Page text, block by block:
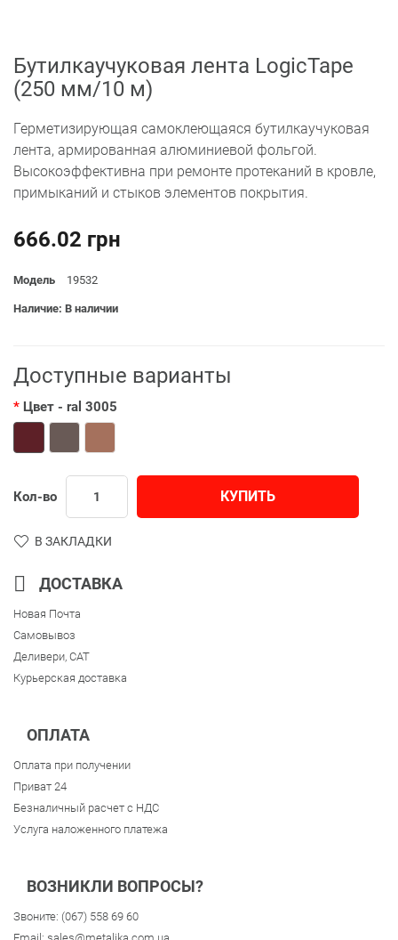
Бутилкаучуковая лента LogicTape
(250 мм/10 м)
Герметизирующая самоклеющаяся бутилкаучуковая
лента, армированная алюминиевой фольгой.
Высокоэффективна при ремонте протеканий в кровле,
примыканий и стыков элементов покрытия.
666.02 грн
Модель 19532
Наличие: В наличии
Доступные варианты
Цвет - ral 3005
Кол-во КУПИТЬ
В ЗАКЛАДКИ
ДОСТАВКА
Новая Почта
Самовывоз
Деливери, CAT
Курьерская доставка
ОПЛАТА
Оплата при получении
Приват 24
Безналичный расчет с НДС
Услуга наложенного платежа
ВОЗНИКЛИ ВОПРОСЫ?
Звоните: (067) 558 69 60